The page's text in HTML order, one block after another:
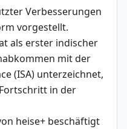
Verbesserungen
vorgestellt.
als erster indischer
mit der
(ISA) unterzeichnet,
in der
heise+ beschäftigt